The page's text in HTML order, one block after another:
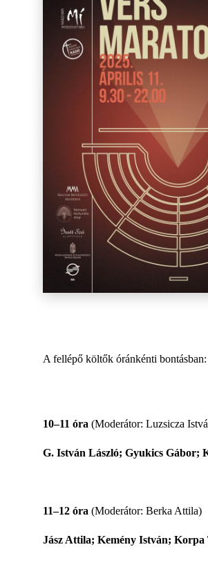
A fellépő költők óránkénti bontásban:
10–11 óra (Moderátor: Luzsicza
G. István László; Gyukics Gábor;
11–12 óra (Moderátor: Berka Attila)
Jász Attila; Kemény István;